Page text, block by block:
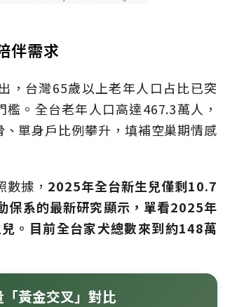
伴需求
，台灣65歲以上老年人口占比已突
。全台老年人口高達467.3萬人，
單身戶比例攀升，填補空巢期情感
據， 2025年全台新生兒僅剩10.7
保系的最新研究顯示，單看2025年
。目前全台家犬總數來到約148萬
黃金交叉」對比